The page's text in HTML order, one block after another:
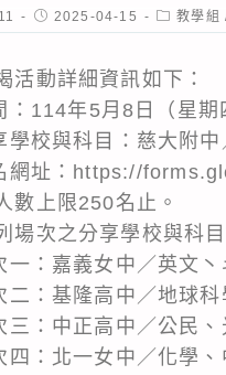
Post
published:
2025-04-15
Post
category:
教學組
活動詳細資訊如下：
：114年5月8日（星期
學校與科目：慈大附
網址：https://
數上限250名止。
場次之分享學校與科
一：嘉義女中／英文丶
二：基隆高中／地球科
三：中正高中／公民、
四：北一女中／化學、